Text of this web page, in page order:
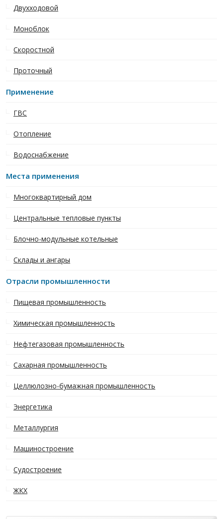
Двухходовой
Моноблок
Скоростной
Проточный
Применение
ГВС
Отопление
Водоснабжение
Места применения
Многоквартирный дом
Центральные тепловые пункты
Блочно-модульные котельные
Склады и ангары
Отрасли промышленности
Пищевая промышленность
Химическая промышленность
Нефтегазовая промышленность
Сахарная промышленность
Целлюлозно-бумажная промышленность
Энергетика
Металлургия
Машиностроение
Судостроение
ЖКХ